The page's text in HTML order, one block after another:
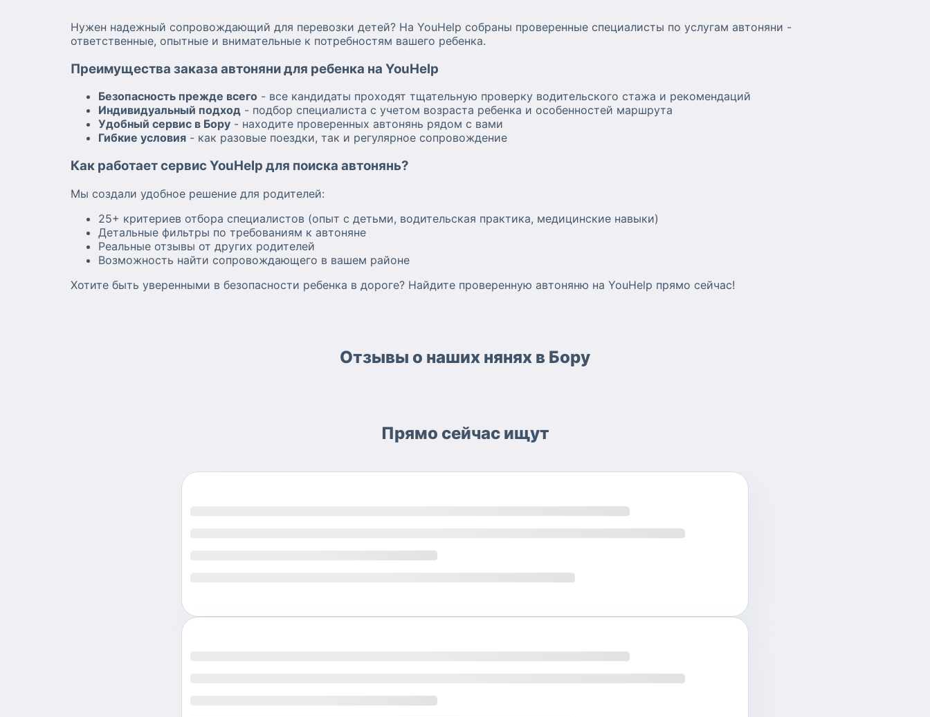
Нужен надежный сопровождающий для перевозки детей? На YouHelp собраны проверенные специалисты по услугам автоняни -
ответственные, опытные и внимательные к потребностям вашего ребенка.
Преимущества заказа автоняни для ребенка на YouHelp
Безопасность прежде всего - все кандидаты проходят тщательную проверку водительского стажа и рекомендаций
Индивидуальный подход - подбор специалиста с учетом возраста ребенка и особенностей маршрута
Удобный сервис в Бору - находите проверенных автонянь рядом с вами
Гибкие условия - как разовые поездки, так и регулярное сопровождение
Как работает сервис YouHelp для поиска автонянь?
Мы создали удобное решение для родителей:
25+ критериев отбора специалистов (опыт с детьми, водительская практика, медицинские навыки)
Детальные фильтры по требованиям к автоняне
Реальные отзывы от других родителей
Возможность найти сопровождающего в вашем районе
Хотите быть уверенными в безопасности ребенка в дороге? Найдите проверенную автоняню на YouHelp прямо сейчас!
Отзывы о наших нянях в Бору
Прямо сейчас ищут